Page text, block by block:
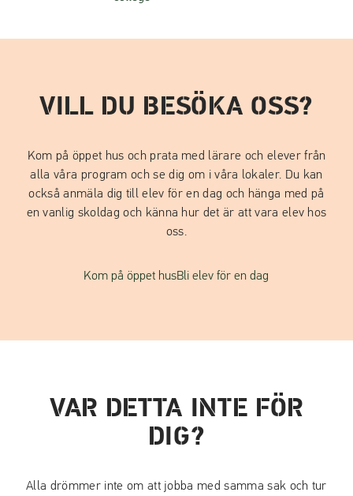
VILL DU BESÖKA OSS?
Kom på öppet hus och prata med lärare och elever från
alla våra program och se dig om i våra lokaler. Du kan
också anmäla dig till elev för en dag och hänga med på
en vanlig skoldag och känna hur det är att vara elev hos
oss.
Kom på öppet husBli elev för en dag
VAR DETTA INTE FÖR
DIG?
Alla drömmer inte om att jobba med samma sak och tur